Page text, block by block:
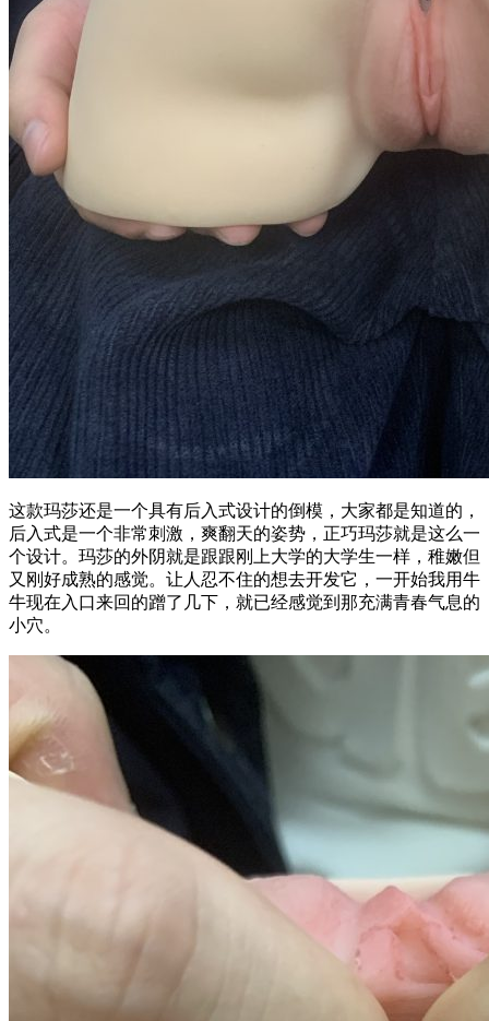
这款玛莎还是一个具有后入式设计的倒模，大家都是知道的，
后入式是一个非常刺激，爽翻天的姿势，正巧玛莎就是这么一
个设计。玛莎的外阴就是跟跟刚上大学的大学生一样，稚嫩但
又刚好成熟的感觉。让人忍不住的想去开发它，一开始我用牛
牛现在入口来回的蹭了几下，就已经感觉到那充满青春气息的
小穴。